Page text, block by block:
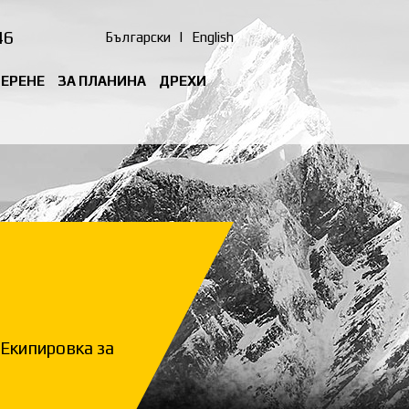
Български | English
ЗА ПЛАНИНА ДРЕХИ
за